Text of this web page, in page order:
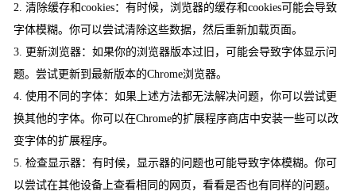
2. 清除缓存和cookies：有时候，浏览器的缓存和cookies可能会导致
字体模糊。你可以尝试清除这些数据，然后重新加载页面。
3. 更新浏览器：如果你的浏览器版本过旧，可能会导致字体显示问
题。尝试更新到最新版本的Chrome浏览器。
4. 使用不同的字体：如果上述方法都无法解决问题，你可以尝试更
换其他的字体。你可以在Chrome的扩展程序商店中安装一些可以改
变字体的扩展程序。
5. 检查显示器：有时候，显示器的问题也可能导致字体模糊。你可
以尝试在其他设备上查看相同的网页，看看是否也有同样的问题。